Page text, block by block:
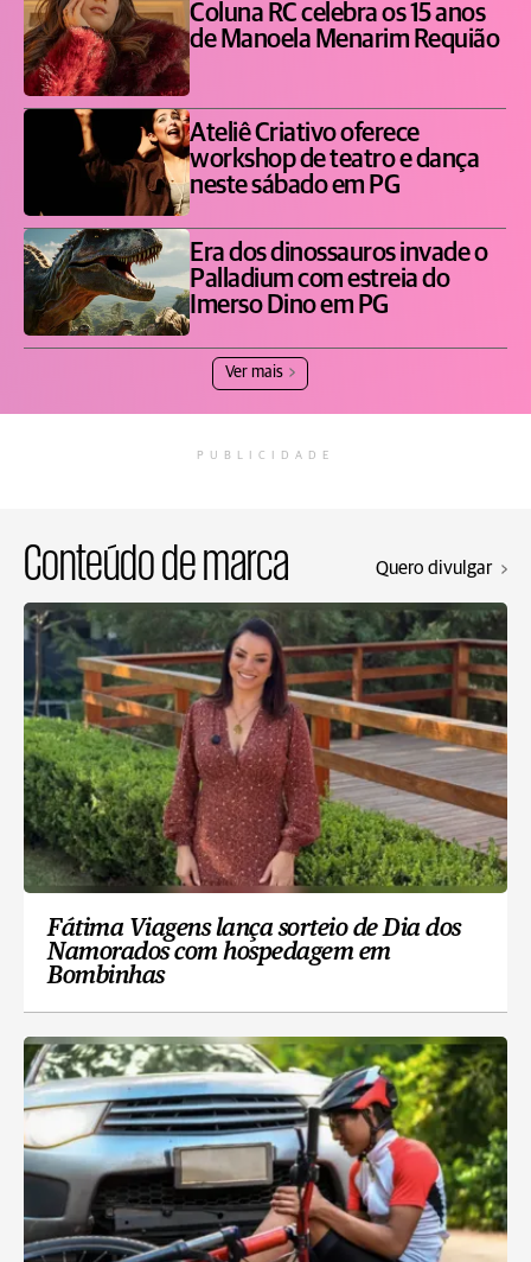
Coluna RC celebra os 15 anos
de Manoela Menarim Requião
Ateliê Criativo oferece
workshop de teatro e dança
neste sábado em PG
Era dos dinossauros invade o
Palladium com estreia do
Imerso Dino em PG
Ver mais
PUBLICIDADE
Conteúdo de marca Quero divulgar
Fátima Viagens lança sorteio de Dia dos
Namorados com hospedagem em
Bombinhas